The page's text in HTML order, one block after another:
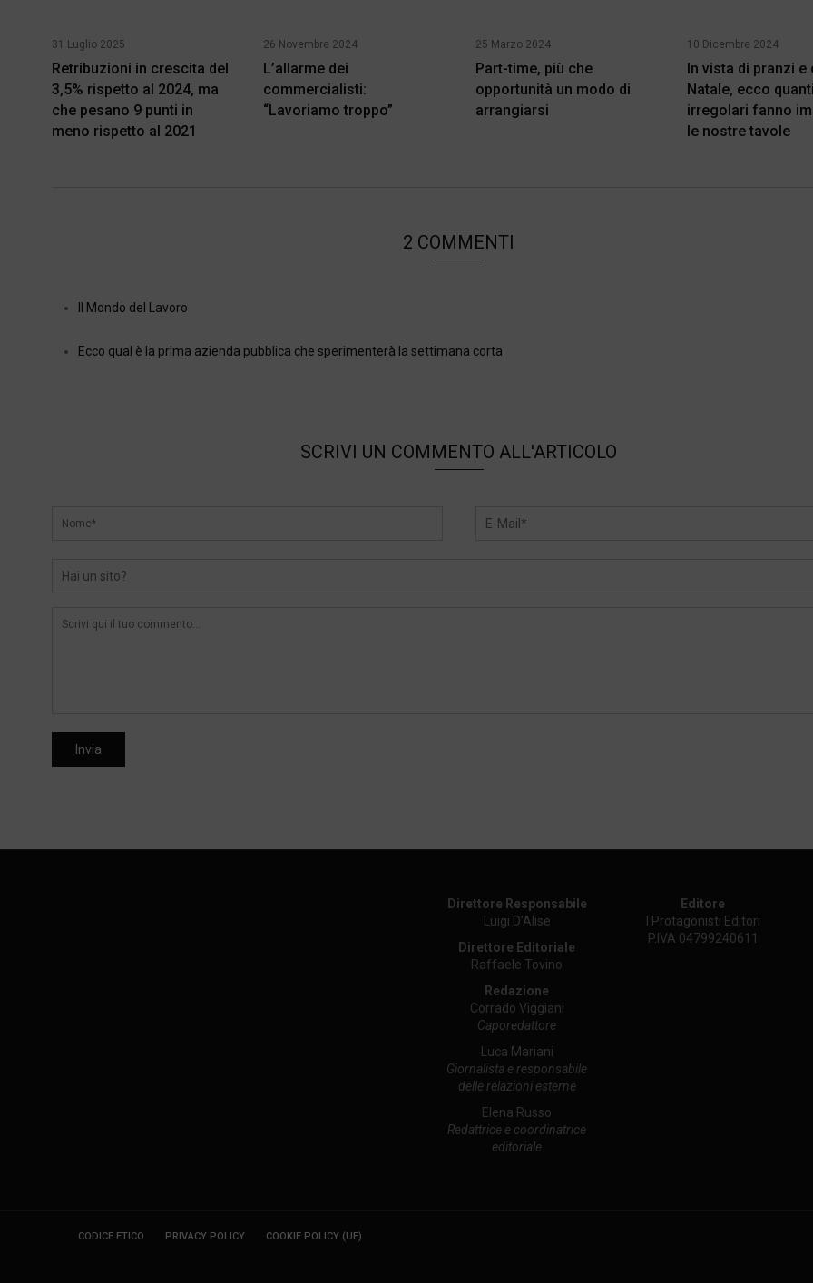
31 Luglio 2025
Retribuzioni in crescita del
3,5% rispetto al 2024, ma
che pesano 9 punti in
meno rispetto al 2021
26 Novembre 2024
L’allarme dei
commercialisti:
“Lavoriamo troppo”
25 Marzo 2024
Part-time, più che
opportunità un modo di
arrangiarsi
10 Dicembre 2024
In vista di pranzi e
Natale, ecco
irregolari fanno
le nostre tavole
2 COMMENTI
Il Mondo del Lavoro
Ecco qual è la prima azienda pubblica che sperimenterà la settimana corta
SCRIVI UN COMMENTO ALL'ARTICOLO
Direttore Responsabile
Luigi D’Alise
Direttore Editoriale
Raffaele Tovino
Redazione
Corrado Viggiani
Caporedattore
Luca Mariani
Giornalista e responsabile
delle relazioni esterne
Elena Russo
Redattrice e coordinatrice
editoriale
Editore
I Protagonisti Editori
P.IVA 04799240611
CODICE ETICO PRIVACY POLICY COOKIE POLICY (UE)